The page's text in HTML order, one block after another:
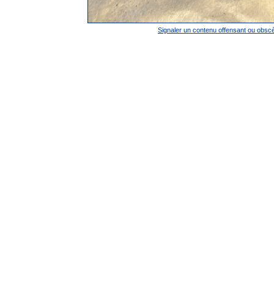
Signaler un contenu offensant ou